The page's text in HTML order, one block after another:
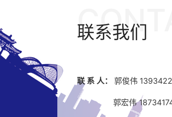
联系我们
联 系 人： 郭俊伟
郭宏伟